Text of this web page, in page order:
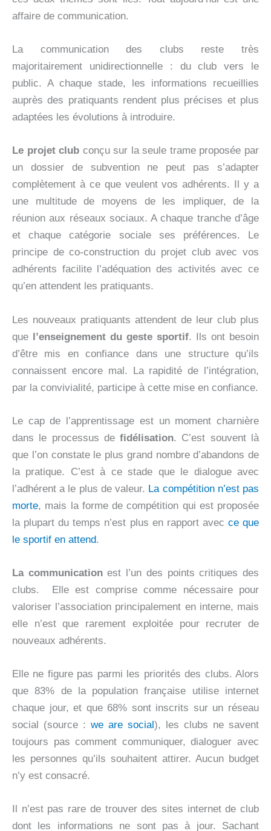
affaire de communication.
La communication des clubs reste très
majoritairement unidirectionnelle : du club vers le
public. A chaque stade, les informations recueillies
auprès des pratiquants rendent plus précises et plus
adaptées les évolutions à introduire.
Le projet club conçu sur la seule trame proposée par
un dossier de subvention ne peut pas s’adapter
complètement à ce que veulent vos adhérents. Il y a
une multitude de moyens de les impliquer, de la
réunion aux réseaux sociaux. A chaque tranche d’âge
et chaque catégorie sociale ses préférences. Le
principe de co-construction du projet club avec vos
adhérents facilite l’adéquation des activités avec ce
qu’en attendent les pratiquants.
Les nouveaux pratiquants attendent de leur club plus
que l’enseignement du geste sportif. Ils ont besoin
d’être mis en confiance dans une structure qu’ils
connaissent encore mal. La rapidité de l’intégration,
par la convivialité, participe à cette mise en confiance.
Le cap de l’apprentissage est un moment charnière
dans le processus defidélisation. C’est souvent là
que l’on constate le plus grand nombre d’abandons de
la pratique. C’est à ce stade que le dialogue avec
l’adhérent a le plus de valeur. La compétition n’est pas
morte, mais la forme de compétition qui est proposée
la plupart du temps n’est plus en rapport avec ce que
le sportif en attend.
La communicationest l’un des points critiques des
clubs. Elle est comprise comme nécessaire pour
valoriser l’association principalement en interne, mais
elle n’est que rarement exploitée pour recruter de
nouveaux adhérents.
Elle ne figure pas parmi les priorités des clubs. Alors
que 83% de la population française utilise internet
chaque jour, et que 68% sont inscrits sur un réseau
social (source : we are social), les clubs ne savent
toujours pas comment communiquer, dialoguer avec
les personnes qu’ils souhaitent attirer. Aucun budget
n’y est consacré.
Il n’est pas rare de trouver des sites internet de club
dont les informations ne sont pas à jour. Sachant